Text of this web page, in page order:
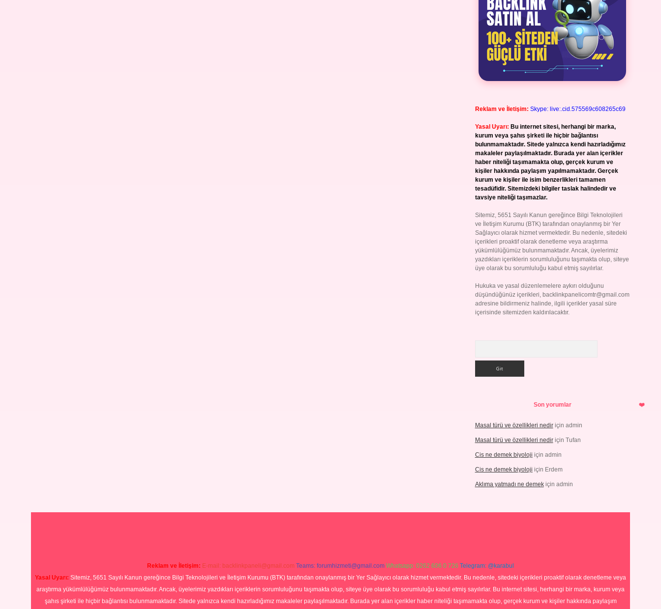
Reklam ve İletişim: Skype: live:.cid.575569c608265c69
Yasal Uyarı: Bu internet sitesi, herhangi bir marka,
kurum veya şahıs şirketi ile hiçbir bağlantısı
bulunmamaktadır. Sitede yalnızca kendi hazırladığımız
makaleler paylaşılmaktadır. Burada yer alan içerikler
haber niteliği taşımamakta olup, gerçek kurum ve
kişiler hakkında paylaşım yapılmamaktadır. Gerçek
kurum ve kişiler ile isim benzerlikleri tamamen
tesadüfidir. Sitemizdeki bilgiler taslak halindedir ve
tavsiye niteliği taşımazlar.
Sitemiz, 5651 Sayılı Kanun gereğince Bilgi Teknolojileri
ve İletişim Kurumu (BTK) tarafından onaylanmış bir Yer
Sağlayıcı olarak hizmet vermektedir. Bu nedenle, sitedeki
içerikleri proaktif olarak denetleme veya araştırma
yükümlülüğümüz bulunmamaktadır. Ancak, üyelerimiz
yazdıkları içeriklerin sorumluluğunu taşımakta olup, siteye
üye olarak bu sorumluluğu kabul etmiş sayılırlar.
Hukuka ve yasal düzenlemelere aykırı olduğunu
düşündüğünüz içerikleri, backlinkpanelicomtr@gmail.com
adresine bildirmeniz halinde, ilgili içerikler yasal süre
içerisinde sitemizden kaldırılacaktır.
Son yorumlar
Masal türü ve özellikleri nediriçin admin
Masal türü ve özellikleri nediriçin Tufan
Cis ne demek biyoloji için admin
Cis ne demek biyoloji için Erdem
Aklıma yatmadı ne demekiçin admin
Reklam ve İletişim: E-mail: backlinkpaneli@gmail.com Teams: forumhizmeti@gmail.com Whatsapp: 0262 606 0 726 Telegram: @karabul
Yasal Uyarı: Sitemiz, 5651 Sayılı Kanun gereğince Bilgi Teknolojileri ve İletişim Kurumu (BTK) tarafından onaylanmış bir Yer Sağlayıcı olarak hizmet vermektedir. Bu nedenle, sitedeki içerikleri proaktif olarak denetleme veya
araştırma yükümlülüğümüz bulunmamaktadır. Ancak, üyelerimiz yazdıkları içeriklerin sorumluluğunu taşımakta olup, siteye üye olarak bu sorumluluğu kabul etmiş sayılırlar. Bu internet sitesi, herhangi bir marka, kurum veya
şahıs şirketi ile hiçbir bağlantısı bulunmamaktadır. Sitede yalnızca kendi hazırladığımız makaleler paylaşılmaktadır. Burada yer alan içerikler haber niteliği taşımamakta olup, gerçek kurum ve kişiler hakkında paylaşım